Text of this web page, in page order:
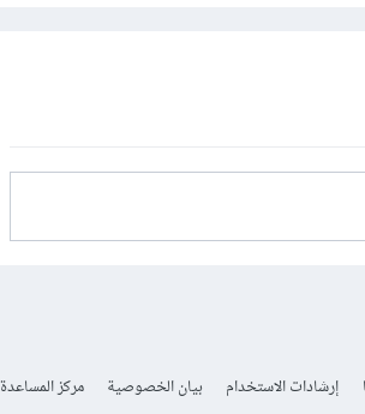
إرشادات الاستخدام بيان الخصوصية مركز المساعدة